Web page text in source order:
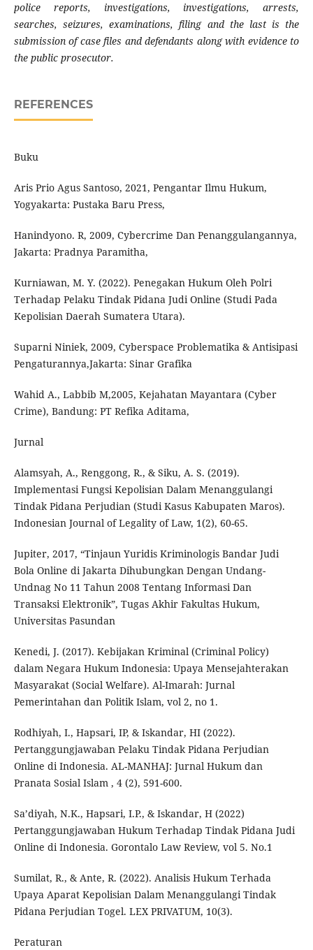
police reports, investigations, investigations, arrests,
searches, seizures, examinations, filing and the last is the
submission of case files and defendants along with evidence to
the public prosecutor.
REFERENCES
Buku
Aris Prio Agus Santoso, 2021, Pengantar Ilmu Hukum,
Yogyakarta: Pustaka Baru Press,
Hanindyono. R, 2009, Cybercrime Dan Penanggulangannya,
Jakarta: Pradnya Paramitha,
Kurniawan, M. Y. (2022). Penegakan Hukum Oleh Polri
Terhadap Pelaku Tindak Pidana Judi Online (Studi Pada
Kepolisian Daerah Sumatera Utara).
Suparni Niniek, 2009, Cyberspace Problematika & Antisipasi
Pengaturannya,Jakarta: Sinar Grafika
Wahid A., Labbib M,2005, Kejahatan Mayantara (Cyber
Crime), Bandung: PT Refika Aditama,
Jurnal
Alamsyah, A., Renggong, R., & Siku, A. S. (2019).
Implementasi Fungsi Kepolisian Dalam Menanggulangi
Tindak Pidana Perjudian (Studi Kasus Kabupaten Maros).
Indonesian Journal of Legality of Law, 1(2), 60-65.
Jupiter, 2017, “Tinjaun Yuridis Kriminologis Bandar Judi
Bola Online di Jakarta Dihubungkan Dengan Undang-
Undnag No 11 Tahun 2008 Tentang Informasi Dan
Transaksi Elektronik”, Tugas Akhir Fakultas Hukum,
Universitas Pasundan
Kenedi, J. (2017). Kebijakan Kriminal (Criminal Policy)
dalam Negara Hukum Indonesia: Upaya Mensejahterakan
Masyarakat (Social Welfare). Al-Imarah: Jurnal
Pemerintahan dan Politik Islam, vol 2, no 1.
Rodhiyah, I., Hapsari, IP, & Iskandar, HI (2022).
Pertanggungjawaban Pelaku Tindak Pidana Perjudian
Online di Indonesia. AL-MANHAJ: Jurnal Hukum dan
Pranata Sosial Islam , 4 (2), 591-600.
Sa’diyah, N.K., Hapsari, I.P., & Iskandar, H (2022)
Pertanggungjawaban Hukum Terhadap Tindak Pidana Judi
Online di Indonesia. Gorontalo Law Review, vol 5. No.1
Sumilat, R., & Ante, R. (2022). Analisis Hukum Terhada
Upaya Aparat Kepolisian Dalam Menanggulangi Tindak
Pidana Perjudian Togel. LEX PRIVATUM, 10(3).
Peraturan